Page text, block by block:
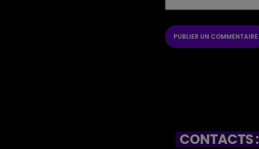
CONTACTS :